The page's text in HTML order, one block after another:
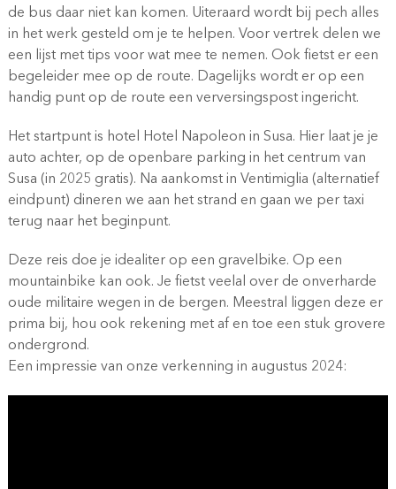
de bus daar niet kan komen. Uiteraard wordt bij pech alles
in het werk gesteld om je te helpen. Voor vertrek delen we
een lijst met tips voor wat mee te nemen. Ook fietst er een
begeleider mee op de route. Dagelijks wordt er op een
handig punt op de route een verversingspost ingericht.
Het startpunt is hotel Hotel Napoleon in Susa. Hier laat je je
auto achter, op de openbare parking in het centrum van
Susa (in 2025 gratis). Na aankomst in Ventimiglia (alternatief
eindpunt) dineren we aan het strand en gaan we per taxi
terug naar het beginpunt.
Deze reis doe je idealiter op een gravelbike. Op een
mountainbike kan ook. Je fietst veelal over de onverharde
oude militaire wegen in de bergen. Meestral liggen deze er
prima bij, hou ook rekening met af en toe een stuk grovere
ondergrond.
Een impressie van onze verkenning in augustus 2024: